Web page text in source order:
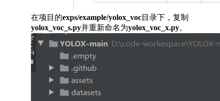
在项目的exps/example/yolox_voc目录下，复制
yolox_voc_s.py并重新命名为yolox_voc_x.py。